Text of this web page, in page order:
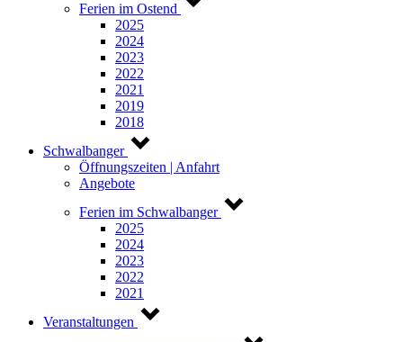
Ferien im Ostend
2025
2024
2023
2022
2021
2019
2018
Schwalbanger
Öffnungszeiten | Anfahrt
Angebote
Ferien im Schwalbanger
2025
2024
2023
2022
2021
Veranstaltungen